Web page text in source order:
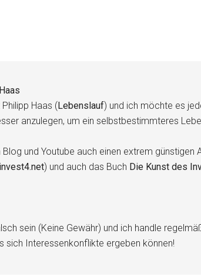
Haas (Lebenslauf) und ich möchte es
anzulegen, um ein selbstbestimmteres
und Youtube auch einen extrem günstigen
invest4.net) und auch das Buch Die Kunst des
sein (Keine Gewähr) und ich handle
sich Interessenkonflikte ergeben können!